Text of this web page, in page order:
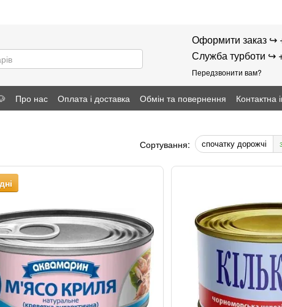
Оформити заказ ↪︎
Служба турботи ↪︎
Передзвонити вам?
Про нас Оплата і доставка Обмін та повернення Контактна
магазин
Сортування: спочатку дорожчі